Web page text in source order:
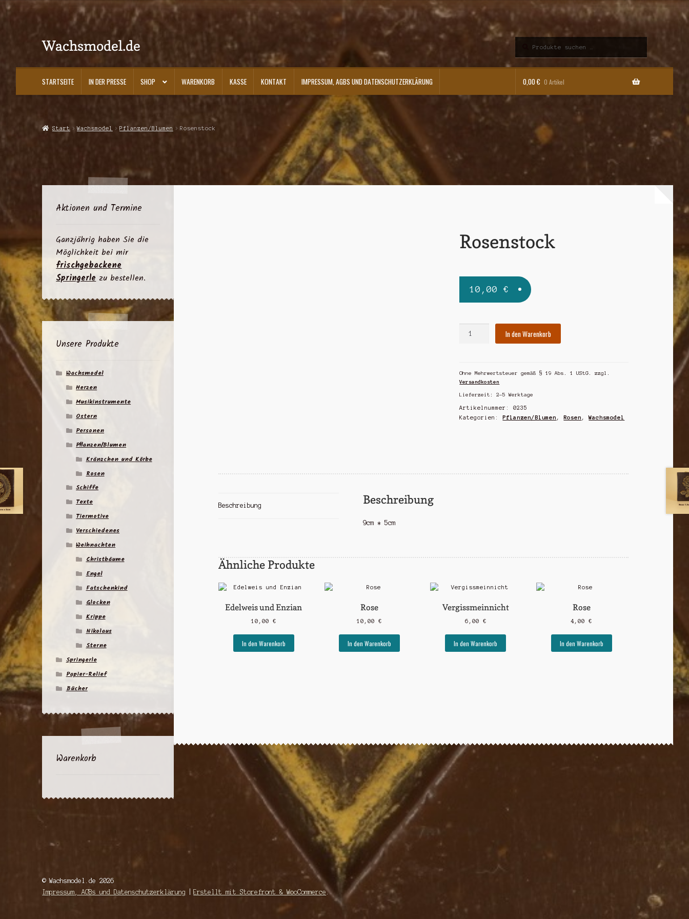
Zur
Navigation
Zum
Inhalt
Wachsmodel.de
nach:
STARTSEITE IN DER PRESSE SHOP WARENKORB KASSE KONTAKT IMPRESSUM, AGBS UND DATENSCHUTZERKLÄRUNG
Versandarten WarenkorbWiderrufsbelehrung
0,00€ 0 Artikel
Start Wachsmodel Pflanzen/Blumen Rosenstock
Rosenstock
10,00 €
In den Warenkorb
Ohne Mehrwertsteuer gemäß § 19 Abs. 1 UStG.
zzgl.
Versandkosten
Lieferzeit:2-5 Werktage
Artikelnummer:0235
Kategorien:Pflanzen/Blumen ,Rosen ,Wachsmodel
Beschreibung Beschreibung
9cm * 5cm
Ähnliche Produkte
Edelweis und Enzian
10,00 €
In den Warenkorb
Rose
10,00€
In den Warenkorb
Vergissmeinnicht
6,00 €
In den Warenkorb
Rose
4,00€
In den Warenkorb
Aktionen und Termine
Ganzjährig haben Sie die
Möglichkeit bei mir
frischgebackene
Springerlezu bestellen.
Unsere Produkte
Wachsmodel
Herzen
Musikinstrumente
Ostern
Personen
Pflanzen/Blumen
Kränzchen und Körbe
Rosen
Schiffe
Texte
Tiermotive
Verschiedenes
Weihnachten
Christbäume
Engel
Fatschenkind
Glocken
Krippe
Nikolaus
Sterne
Springerle
Papier-Relief
Bücher
Warenkorb
© Wachsmodel.de 2026
Impressum, AGBs und Datenschutzerklärung
Erstellt mit Storefront & WooCommerce.